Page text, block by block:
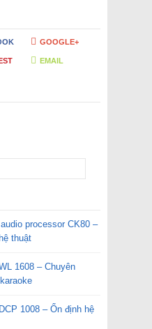
GOOGLE+
EMAIL
processor CK80 –
thuật
1608 – Chuyên
1008 – Ổn định hệ